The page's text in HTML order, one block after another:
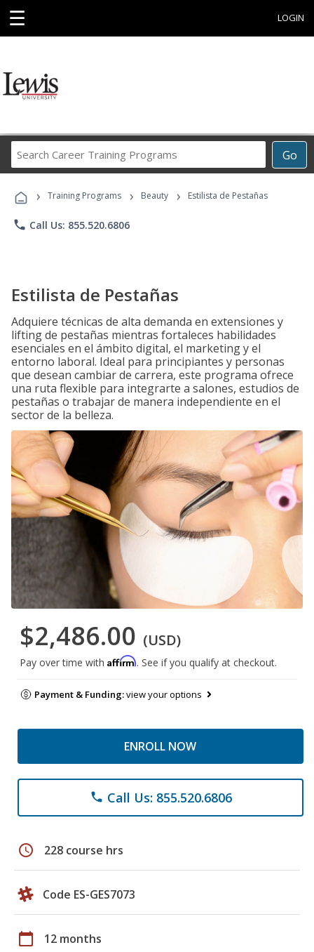
☰ LOGIN
Go
Career
Programs
› Training Programs › Beauty › Estilista de Pestañas
phone Call Us: 855.520.6806
Estilista de Pestañas
Adquiere técnicas de alta demanda en extensiones y
lifting de pestañas mientras fortaleces habilidades
esenciales en el ámbito digital, el marketing y el
entorno laboral. Ideal para principiantes y personas
que desean cambiar de carrera, este programa ofrece
una ruta flexible para integrarte a salones, estudios de
pestañas o trabajar de manera independiente en el
sector de la belleza.
$2,486.00 (USD)
Pay over time with Affirm. See if you qualify at checkout.
Payment & Funding:view your options
ENROLL NOW
phone Call Us: 855.520.6806
schedule 228 course hrs
Code ES-GES7073
calendar_today 12 months